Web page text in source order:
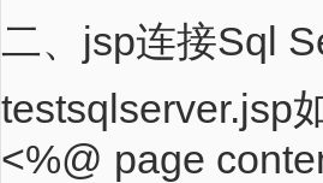
二、jsp连接Sql
testsqlserver.jsp
<%@ page